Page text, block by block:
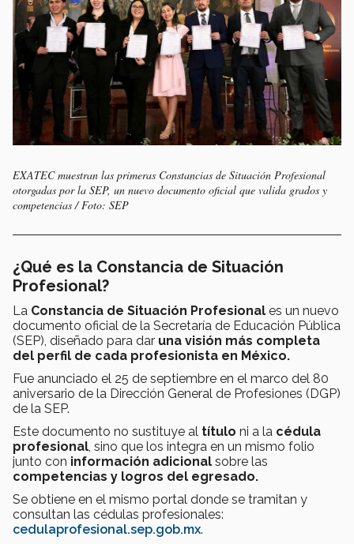
EXATEC muestran las primeras Constancias de Situación Profesional
otorgadas por la SEP, un nuevo documento oficial que valida grados y
competencias / Foto: SEP
¿Qué es la Constancia de Situación
Profesional?
La Constancia de Situación Profesional es un nuevo
documento oficial de la Secretaría de Educación Pública
(SEP), diseñado para dar una visión más completa
del perfil de cada profesionista en México.
Fue anunciado el 25 de septiembre en el marco del 80
aniversario de la Dirección General de Profesiones (DGP)
de la SEP.
Este documento no sustituye al título ni a la cédula
profesional, sino que los integra en un mismo folio
junto con información adicional sobre las
competencias y logros del egresado.
Se obtiene en el mismo portal donde se tramitan y
consultan las cédulas profesionales:
cedulaprofesional.sep.gob.mx.